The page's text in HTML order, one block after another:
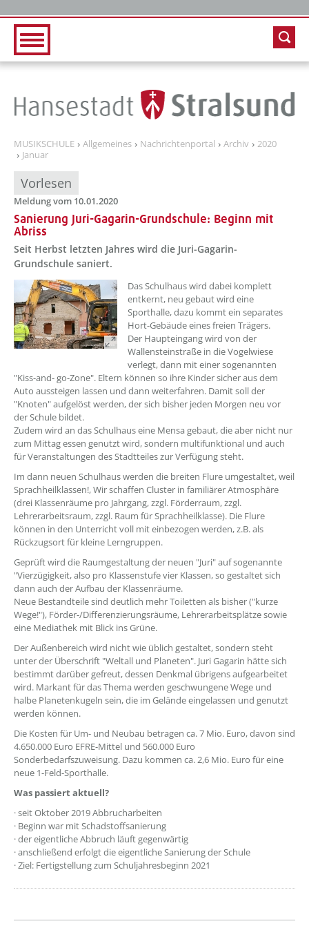
MUSIKSCHULE Allgemeines Nachrichtenportal Archiv
2020
Januar
Vorlesen
Meldung vom 10.01.2020
Sanierung Juri-Gagarin-Grundschule: Beginn mit
Abriss
Seit Herbst letzten Jahres wird die Juri-Gagarin-
Grundschule saniert.
Das Schulhaus wird dabei komplett
entkernt, neu gebaut wird eine
Sporthalle, dazu kommt ein separates
Hort-Gebäude eines freien Trägers.
Der Haupteingang wird von der
Wallensteinstraße in die Vogelwiese
verlegt, dann mit einer sogenannten
"Kiss-and- go-Zone". Eltern können so ihre Kinder sicher aus dem
Auto aussteigen lassen und dann weiterfahren. Damit soll der
"Knoten" aufgelöst werden, der sich bisher jeden Morgen neu vor
der Schule bildet.
Zudem wird an das Schulhaus eine Mensa gebaut, die aber nicht nur
zum Mittag essen genutzt wird, sondern multifunktional und auch
für Veranstaltungen des Stadtteiles zur Verfügung steht.
Im dann neuen Schulhaus werden die breiten Flure umgestaltet, weil
Sprachheilklassen!, Wir schaffen Cluster in familiärer Atmosphäre
(drei Klassenräume pro Jahrgang, zzgl. Förderraum, zzgl.
Lehrerarbeitsraum, zzgl. Raum für Sprachheilklasse). Die Flure
können in den Unterricht voll mit einbezogen werden, z.B. als
Rückzugsort für kleine Lerngruppen.
Geprüft wird die Raumgestaltung der neuen "Juri" auf sogenannte
"Vierzügigkeit, also pro Klassenstufe vier Klassen, so gestaltet sich
dann auch der Aufbau der Klassenräume.
Neue Bestandteile sind deutlich mehr Toiletten als bisher ("kurze
Wege!"), Förder-/Differenzierungsräume, Lehrerarbeitsplätze sowie
eine Mediathek mit Blick ins Grüne.
Der Außenbereich wird nicht wie üblich gestaltet, sondern steht
unter der Überschrift "Weltall und Planeten". Juri Gagarin hätte sich
bestimmt darüber gefreut, dessen Denkmal übrigens aufgearbeitet
wird. Markant für das Thema werden geschwungene Wege und
halbe Planetenkugeln sein, die im Gelände eingelassen und genutzt
werden können.
Die Kosten für Um- und Neubau betragen ca. 7 Mio. Euro, davon sind
4.650.000 Euro EFRE-Mittel und 560.000 Euro
Sonderbedarfszuweisung. Dazu kommen ca. 2,6 Mio. Euro für eine
neue 1-Feld-Sporthalle.
Was passiert aktuell?
· seit Oktober 2019 Abbrucharbeiten
· Beginn war mit Schadstoffsanierung
· der eigentliche Abbruch läuft gegenwärtig
· anschließend erfolgt die eigentliche Sanierung der Schule
· Ziel: Fertigstellung zum Schuljahresbeginn 2021